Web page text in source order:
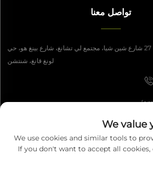
تواصل معنا
المبنى 1، رقم 27 شارع شين شيا، مجتمع لي تشانغ، شارع بينغ هو، حي
لونغ قانغ، شنتشن
النشر © 2025 شركة شنتشن داشان للتصنيع الذكي المحدودة. جميع الحقوق
محفوظة. سياسة الخصوصية
We value
We use cookies and similar tools to
If you don't want to accept all cookies,